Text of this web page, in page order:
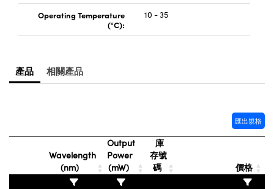
Components | SCHOTT 光
(UFI)
Operating Temperature
(°C):
10 - 35
產品 相關產品
匯出規格
Wavelength
(nm)
Output
Power
(mW)
庫
存號
碼
價格